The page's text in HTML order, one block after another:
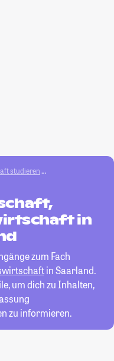
studieren
in
zum Fach
in Saarland.
um dich zu Inhalten,
zu informieren.